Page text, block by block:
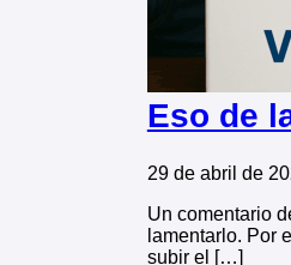
Eso de
29 de abril de
Un comentario
lamentarlo. Por
subir el […]